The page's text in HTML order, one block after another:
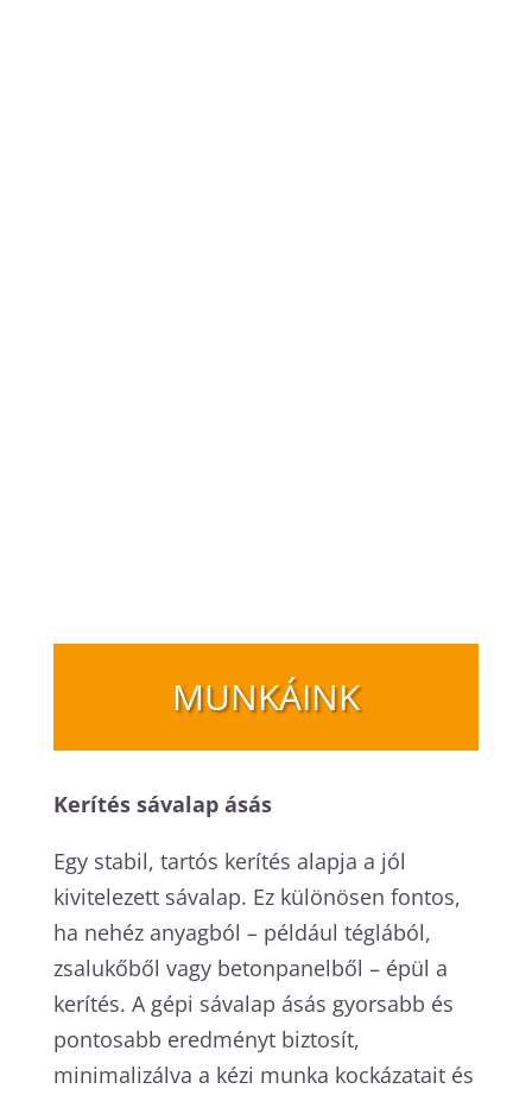
MUNKÁINK
Kerítés sávalap ásás
Egy stabil, tartós kerítés alapja a jól
kivitelezett sávalap. Ez különösen fontos,
ha nehéz anyagból – például téglából,
zsalukőből vagy betonpanelből – épül a
kerítés. A gépi sávalap ásás gyorsabb és
pontosabb eredményt biztosít,
minimalizálva a kézi munka kockázatait és